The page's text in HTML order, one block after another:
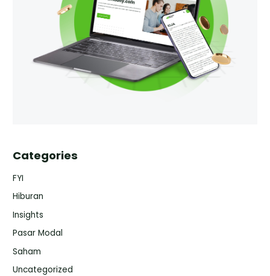
Categories
FYI
Hiburan
Insights
Pasar Modal
Saham
Uncategorized